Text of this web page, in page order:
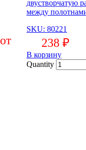
двустворчатую
между
SKU: 80221
238 ₽
В корзину
Quantity